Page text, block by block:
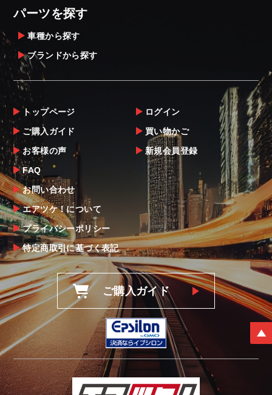
パーツを探す
車種から探す
ブランドから探す
トップページ
ご購入ガイド
お客様の声
FAQ
お問い合わせ
エアツケ！について
プライバシーポリシー
特定商取引に基づく表記
ログイン
買い物かご
新規会員登録
ご購入ガイド